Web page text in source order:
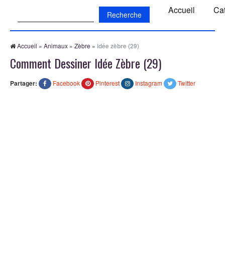
Accueil
Accueil » Animaux » Zèbre » idée zèbre (29)
Comment Dessiner Idée Zèbre (29)
Partager: Facebook Pinterest Instagram Twitter